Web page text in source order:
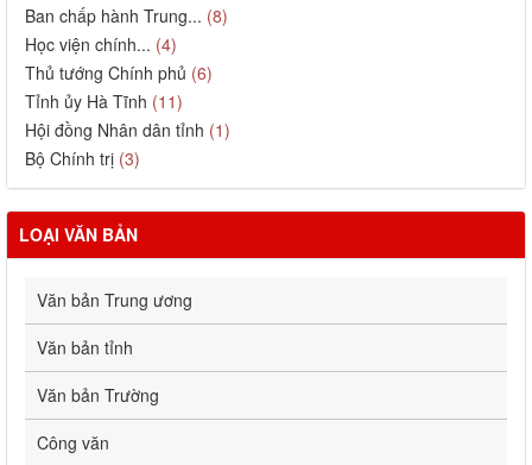
Ban chấp hành Trung... (8)
Học viện chính... (4)
Thủ tướng Chính phủ (6)
Tỉnh ủy Hà Tĩnh (11)
Hội đồng Nhân dân tỉnh (1)
Bộ Chính trị (3)
LOẠI VĂN BẢN
Văn bản Trung ương
Văn bản tỉnh
Văn bản Trường
Công văn